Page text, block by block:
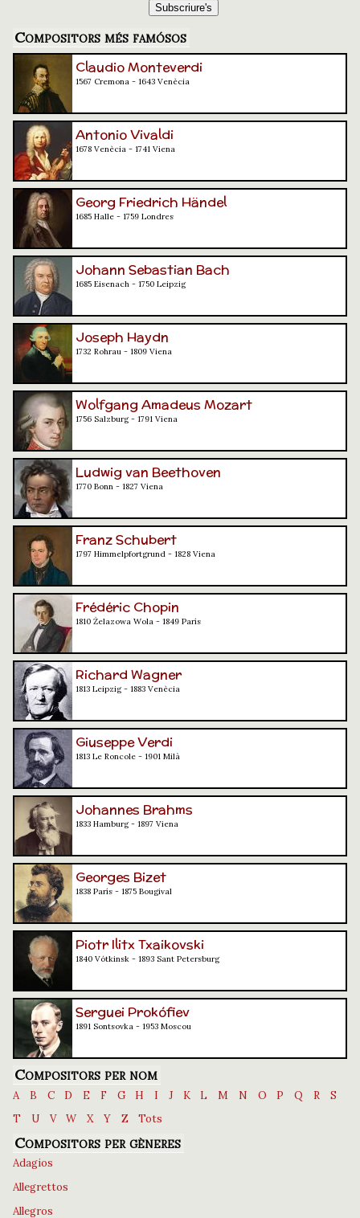
Compositors més famósos
Claudio Monteverdi
1567 Cremona - 1643 Venècia
Antonio Vivaldi
1678 Venècia - 1741 Viena
Georg Friedrich Händel
1685 Halle - 1759 Londres
Johann Sebastian Bach
1685 Eisenach - 1750 Leipzig
Joseph Haydn
1732 Rohrau - 1809 Viena
Wolfgang Amadeus Mozart
1756 Salzburg - 1791 Viena
Ludwig van Beethoven
1770 Bonn - 1827 Viena
Franz Schubert
1797 Himmelpfortgrund - 1828 Viena
Frédéric Chopin
1810 Żelazowa Wola - 1849 París
Richard Wagner
1813 Leipzig - 1883 Venècia
Giuseppe Verdi
1813 Le Roncole - 1901 Milà
Johannes Brahms
1833 Hamburg - 1897 Viena
Georges Bizet
1838 París - 1875 Bougival
Piotr Ilitx Txaikovski
1840 Vótkinsk - 1893 Sant Petersburg
Serguei Prokófiev
1891 Sontsovka - 1953 Moscou
Compositors per nom
A B C D E F G H I J K L M N O P Q R
S
T
U V W X Y Z Tots
Compositors per gèneres
Adagios
Allegrettos
Allegros